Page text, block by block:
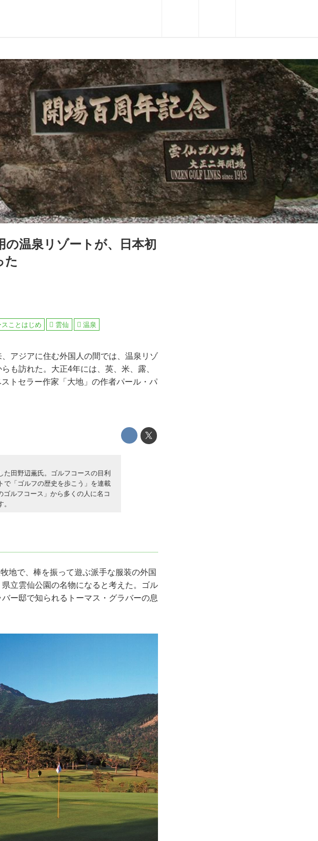
の温泉リゾートが、日本初
た
スことはじめ 雲仙 温泉
アジアに住む外国人の間では、温泉リゾ
も訪れた。大正4年には、英、米、露、
トセラー作家「大地」の作者パール・パ
田野辺薫氏。ゴルフコースの目利
で「ゴルフの歴史を歩こう」を連載
ゴルフコース」から多くの人に名コ
地で、棒を振って遊ぶ派手な服装の外国
立雲仙公園の名物になると考えた。ゴル
ー邸で知られるトーマス・グラバーの息